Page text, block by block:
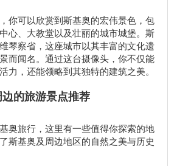
你可以欣赏到斯基奥的宏伟景色，包
心、大教堂以及壮丽的城市城堡。斯
琴察省，这座城市以其丰富的文化遗
而闻名。通过这台摄像头，你不仅能
力，还能领略到其独特的建筑之美。
边的旅游景点推荐
奥旅行，这里有一些值得你探索的地
斯基奥及周边地区的自然之美与历史